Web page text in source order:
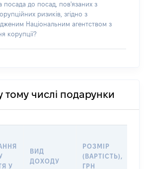
до посад, пов'язаних з
ризиків, згідно з
Національним агентством з
корупції?
тому числі подарунки
У
ВИД
ДОХОДУ
РОЗМІР
(ВАРТІСТЬ),
ГРН